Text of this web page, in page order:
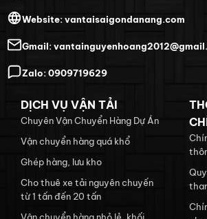
Website:vantaisaigondanang.com
Gmail:
Zalo:0909719629
DỊCH VỤ VẬN TẢI
Chuyên Vận Chuyển Hàng Dự Án
Vận chuyển hàng quá khổ
Ghép hàng, lưu kho
Cho thuê xe tải nguyên chuyến
từ 1 tấn đến 20 tấn